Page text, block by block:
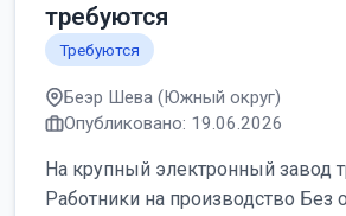
требуются
Требуются
Беэр Шева (Южный округ)
Опубликовано: 19.06.2026
На крупный электронный завод
Работники на производство Без